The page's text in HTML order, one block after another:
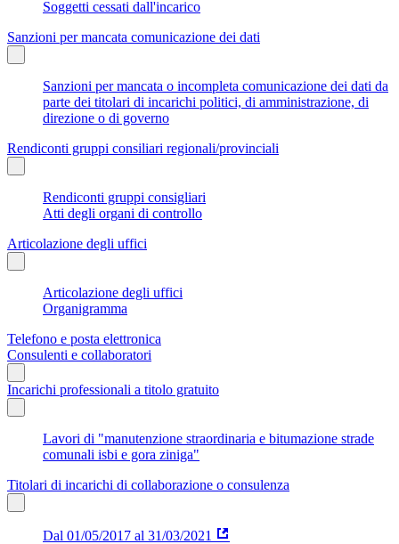
Soggetti cessati dall'incarico
Sanzioni per mancata comunicazione dei dati
Sanzioni per mancata o incompleta comunicazione dei dati da
parte dei titolari di incarichi politici, di amministrazione, di
direzione o di governo
Rendiconti gruppi consiliari regionali/provinciali
Rendiconti gruppi consigliari
Atti degli organi di controllo
Articolazione degli uffici
Articolazione degli uffici
Organigramma
Telefono e posta elettronica
Consulenti e collaboratori
Incarichi professionali a titolo gratuito
Lavori di "manutenzione straordinaria e bitumazione strade
comunali isbi e gora ziniga"
Titolari di incarichi di collaborazione o consulenza
Dal 01/05/2017 al 31/03/2021